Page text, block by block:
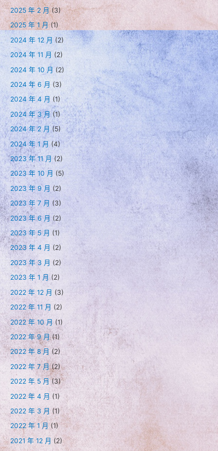
2025 年 2 月(3)
2025 年 1 月(1)
2024 年 12 月 (2)
2024 年 11 月 (2)
2024 年 10 月 (2)
2024 年 6 月 (3)
2024 年 4 月 (1)
2024 年 3 月(1)
2024 年 2 月 (5)
2024 年 1 月(4)
2023 年 11 月 (2)
2023 年 10 月 (5)
2023 年 9 月 (2)
2023 年 7 月 (3)
2023 年 6 月 (2)
2023 年 5 月 (1)
2023 年 4 月 (2)
2023 年 3 月 (2)
2023 年 1 月(2)
2022 年 12 月 (3)
2022 年 11 月 (2)
2022 年 10 月(1)
2022 年 9 月(1)
2022 年 8 月(2)
2022 年 7 月(2)
2022 年 5 月(3)
2022 年 4 月 (1)
2022 年 3 月 (1)
2022 年 1 月(1)
2021 年 12 月 (2)